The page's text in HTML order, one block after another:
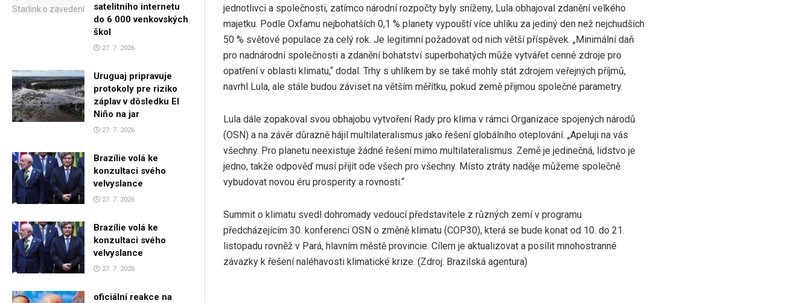
satelitního internetu
do 6 000 venkovských
škol
27. 7. 2026
Uruguaj pripravuje
protokoly pre riziko
záplav v dôsledku El
Niño na jar
27. 7. 2026
Brazílie volá ke
konzultaci svého
velvyslance
27. 7. 2026
Brazílie volá ke
konzultaci svého
velvyslance
27. 7. 2026
oficiální reakce na
jednotlivci a společnosti, zatímco národní rozpočty byly sníženy, Lula obhajoval zdanění velkého
majetku. Podle Oxfamu nejbohatších 0,1 % planety vypouští více uhlíku za jediný den než nejchudších
50 % světové populace za celý rok. Je legitimní požadovat od nich větší příspěvek. „Minimální daň
pro nadnárodní společnosti a zdanění bohatství superbohatých může vytvářet cenné zdroje pro
opatření v oblasti klimatu,“ dodal. Trhy s uhlíkem by se také mohly stát zdrojem veřejných příjmů,
navrhl Lula, ale stále budou záviset na větším měřítku, pokud země přijmou společné parametry.
Lula dále zopakoval svou obhajobu vytvoření Rady pro klima v rámci Organizace spojených národů
(OSN) a na závěr důrazně hájil multilateralismus jako řešení globálního oteplování. „Apeluji na vás
všechny. Pro planetu neexistuje žádné řešení mimo multilateralismus. Země je jedinečná, lidstvo je
jedno, takže odpověď musí přijít ode všech pro všechny. Místo ztráty naděje můžeme společně
vybudovat novou éru prosperity a rovnosti.“
Summit o klimatu svedl dohromady vedoucí představitele z různých zemí v programu
předcházejícím 30. konferenci OSN o změně klimatu (COP30), která se bude konat od 10. do 21.
listopadu rovněž v Pará, hlavním městě provincie. Cílem je aktualizovat a posílit mnohostranné
závazky k řešení naléhavosti klimatické krize. (Zdroj: Brazilská agentura)